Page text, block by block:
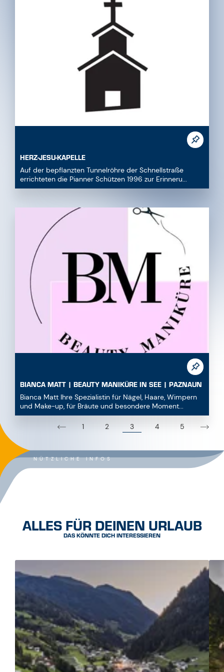
errichteten die Pianner Schützen 1996 zur Erinneru...
BIANCA MATT | BEAUTY MANIKÜRE IN SEE | PAZNAUN
Bianca Matt Ihre Spezialistin für Nägel, Haare, Wimpern
und Make-up, für Bräute und besondere Moment...
1 2 3 4